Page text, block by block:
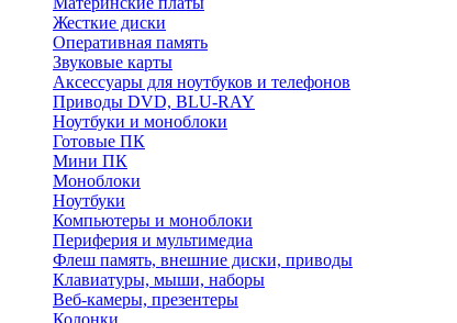
Жесткие диски
Оперативная память
Звуковые карты
Аксессуары для ноутбуков и телефонов
Приводы DVD, BLU-RAY
Ноутбуки и моноблоки
Готовые ПК
Мини ПК
Моноблоки
Ноутбуки
Компьютеры и моноблоки
Периферия и мультимедиа
Флеш память, внешние диски, приводы
Клавиатуры, мыши, наборы
Веб-камеры, презентеры
Колонки